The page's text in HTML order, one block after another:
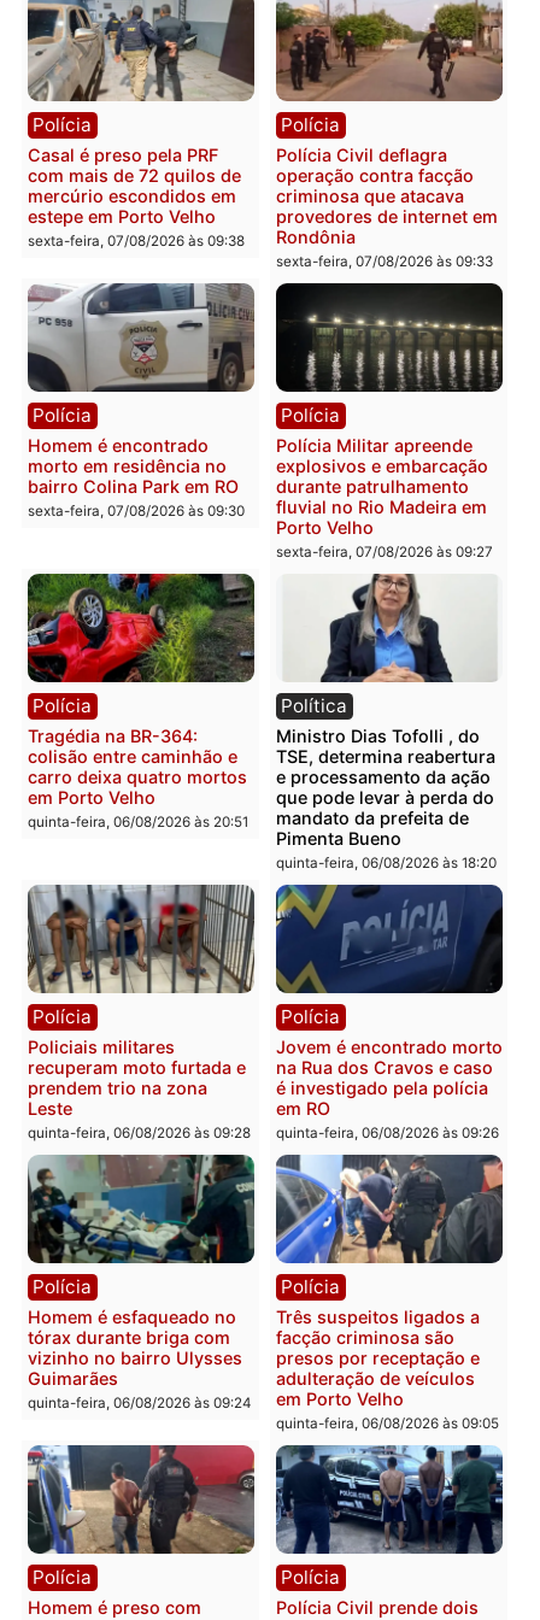
Política
Marcos Rogério apresenta
Plano de Governo com
228 projetos, metas
públicas e
acompanhamento de
resultados
sexta-feira, 07/08/2026 às 18:49
Política
Eleições 2026: Pastor
Evanildo pode ser o
primeiro pastor de
Rondônia na Câmara
Federal
sexta-feira, 07/08/2026 às
Polícia
2 MILHÕES – Unnesa
apresenta documentos
que comprovam
transparência e legalidade
Polícia
Polícia Federal apreende
400 quilos de drogas e
prende motorista em RO
sexta-feira, 07/08/2026 às
Polícia
Casal é preso pela PRF
com mais de 72 quilos de
mercúrio escondidos em
Polícia
Polícia Civil deflagra
operação contra facção
criminosa que atacava
provedores de internet
Rondônia
sexta-feira, 07/08/2026 às
Polícia
Homem é encontrado
morto em residência no
bairro Colina Park em RO
sexta-feira, 07/08/2026 às 09:30
Polícia
Polícia Militar apreende
explosivos e
durante patrulhamento
fluvial no Rio Madeira em
Porto Velho
sexta-feira, 07/08/2026 às
Polícia
Tragédia na BR-364:
colisão entre caminhão e
carro deixa quatro mortos
em Porto Velho
quinta-feira, 06/08/2026 às 20:51
Política
Ministro Dias Tofolli , do
TSE, determina
e processamento da
que pode levar à perda
mandato da prefeita de
Pimenta Bueno
quinta-feira, 06/08/2026 às